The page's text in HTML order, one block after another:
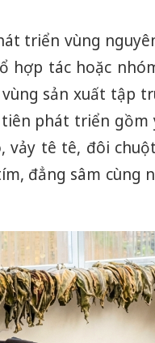
triển vùng
hợp tác hoặc
sản xuất tập
tiên phát triển
vảy tê tê, đôi
đẳng sâm cùng